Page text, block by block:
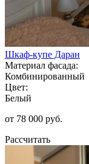
Шкаф-купе Даран
Материал фасада:
Комбинированный
Цвет:
Белый
от 78 000 руб.
Рассчитать